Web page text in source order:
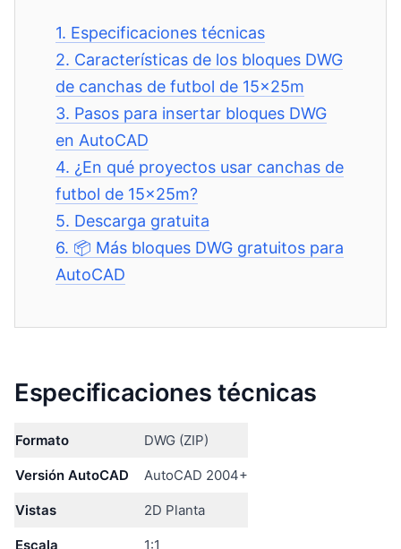
1. Especificaciones técnicas
2. Características de los bloques DWG
de canchas de futbol de 15x25m
3. Pasos para insertar bloques DWG
en AutoCAD
4. ¿En qué proyectos usar canchas de
futbol de 15x25m?
5. Descarga gratuita
6. 📦 Más bloques DWG gratuitos para
AutoCAD
Especificaciones técnicas
Formato DWG (ZIP)
Versión AutoCAD AutoCAD 2004+
Vistas 2D Planta
Escala 1:1